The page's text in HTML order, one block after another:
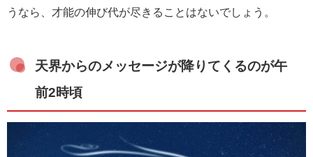
うなら、才能の伸び代が尽きることはないでしょう。
天界からのメッセージが降りてくるのが午
前2時頃